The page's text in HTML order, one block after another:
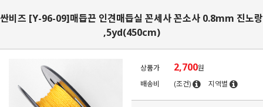
싼비즈 [Y-96-09]매듭끈 인견매듭실 꼰세사 꼰소사 0.8mm 진노랑
,5yd(450cm)
상품가 2,700원
배송비
(조건) 지역별